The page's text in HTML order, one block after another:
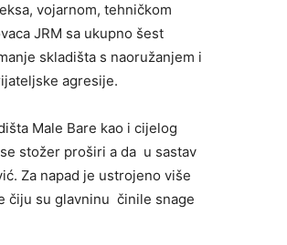
vojarnom, tehničkom
JRM sa ukupno šest
skladišta s naoružanjem i
agresije.
Male Bare kao i cijelog
stožer proširi a da u sastav
Za napad je ustrojeno više
čiju su glavninu činile snage